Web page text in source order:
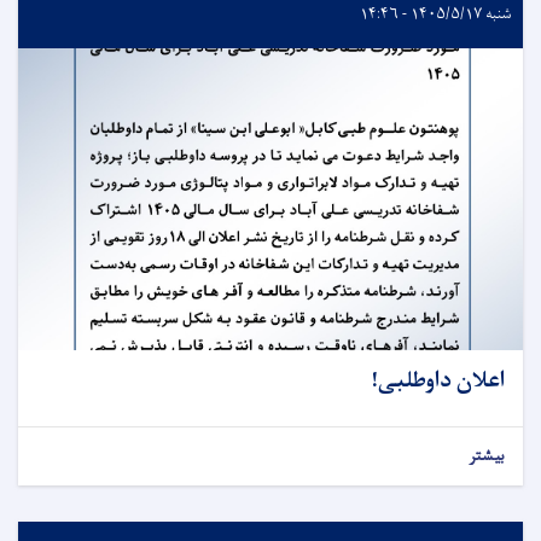
شنبه ۱۴۰۵/۵/۱۷ - ۱۴:۴۶
اعلان داوطلبی!
بیشتر